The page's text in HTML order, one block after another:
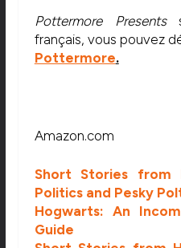
Pottermore Presents
français, vous pouvez
Pottermore.
Amazon.com
Short Stories from
Politics and Pesky
Hogwarts: An
Guide